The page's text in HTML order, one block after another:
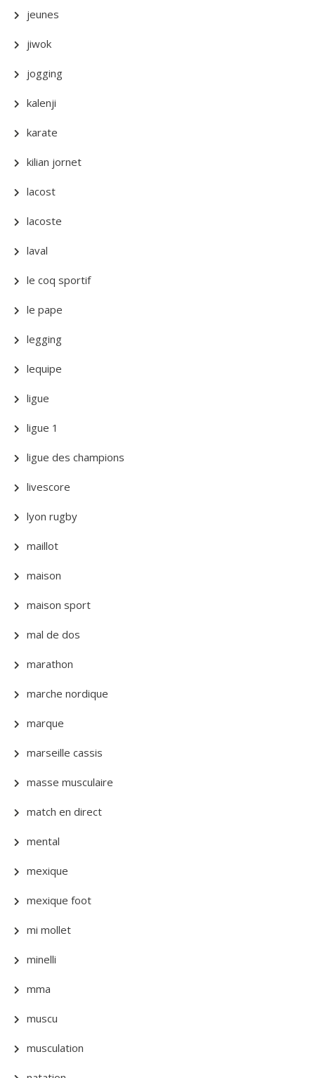
jeunes
jiwok
jogging
kalenji
karate
kilian jornet
lacost
lacoste
laval
le coq sportif
le pape
legging
lequipe
ligue
ligue 1
ligue des champions
livescore
lyon rugby
maillot
maison
maison sport
mal de dos
marathon
marche nordique
marque
marseille cassis
masse musculaire
match en direct
mental
mexique
mexique foot
mi mollet
minelli
mma
muscu
musculation